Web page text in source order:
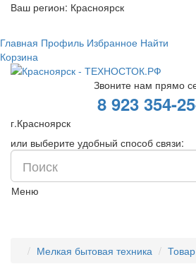
Ваш регион: Красноярск
Главная Профиль Избранное Найти
Корзина
Звоните нам прямо
8 923 354-
г.Красноярск
или выберите удобный способ связи:
Меню
Мелкая бытовая техника